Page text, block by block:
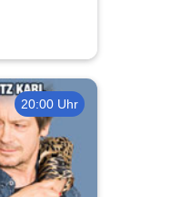
20:00 Uhr